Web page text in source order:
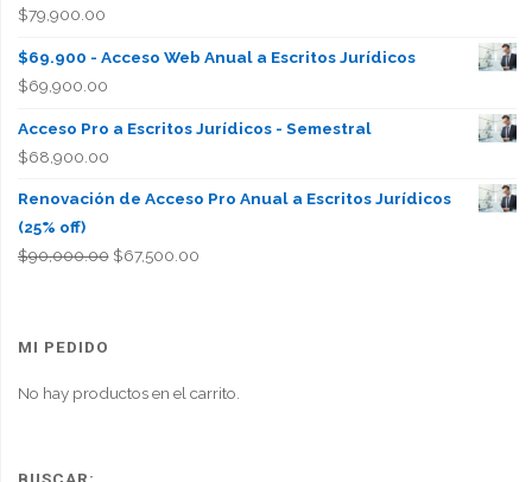
$79,900.00
$69.900 - Acceso Web Anual a Escritos Jurídicos
$69,900.00
Acceso Pro a Escritos Jurídicos - Semestral
$68,900.00
Renovación de Acceso Pro Anual a Escritos Jurídicos
(25% off)
$90,000.00 El
$67,500.00El
MI PEDIDO
No hay productos en el carrito.